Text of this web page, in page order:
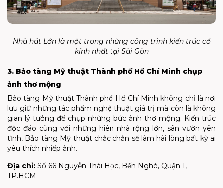
Nhà hát Lớn là một trong những công trình kiến trúc cổ
kính nhất tại Sài Gòn
3. Bảo tàng Mỹ thuật Thành phố Hồ Chí Minh chụp
ảnh thơ mộng
Bảo tàng Mỹ thuật Thành phố Hồ Chí Minh không chỉ là nơi
lưu giữ những tác phẩm nghệ thuật giá trị mà còn là không
gian lý tưởng để chụp những bức ảnh thơ mộng. Kiến trúc
độc đáo cùng với những hiên nhà rộng lớn, sân vườn yên
tĩnh, Bảo tàng Mỹ thuật chắc chắn sẽ làm hài lòng bất kỳ ai
yêu thích nhiếp ảnh.
Địa chỉ: Số 66 Nguyễn Thái Học, Bến Nghé, Quận 1,
TP.HCM